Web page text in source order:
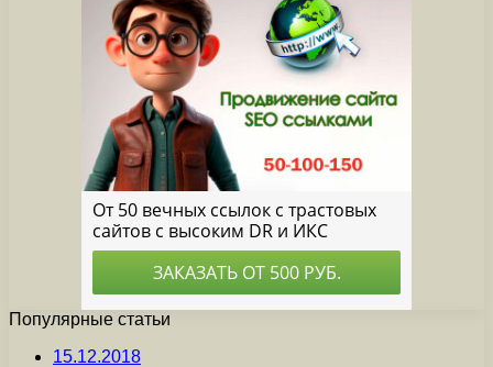
Популярные статьи
15.12.2018